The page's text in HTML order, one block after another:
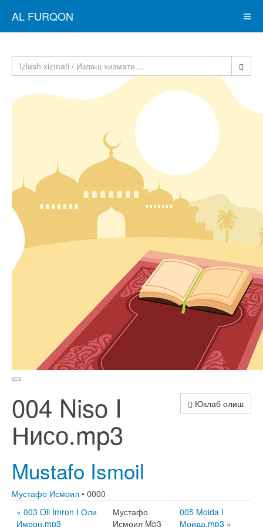
AL FURQON
Юклаб олиш
004 Niso I
Нисо.mp3
Mustafo Ismoil
Мустафо Исмоил • 0000
« 003 Oli Imron I Оли
Имрон.mp3
Мустафо
Исмоил Mp3
005 Moida I
Моида.mp3 »